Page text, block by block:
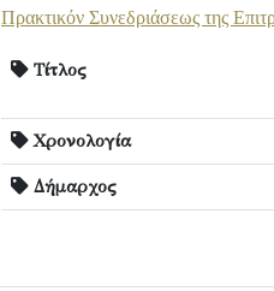
Πρακτικόν Συνεδριάσεως της
Τίτλος
Χρονολογία
Δήμαρχος